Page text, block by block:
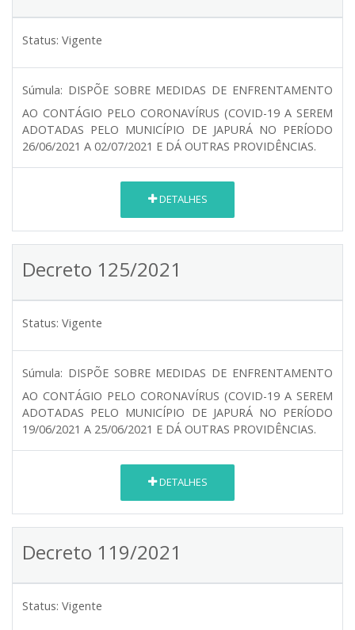
Status: Vigente
Súmula: DISPÕE SOBRE MEDIDAS DE ENFRENTAMENTO
AO CONTÁGIO PELO CORONAVÍRUS (COVID-19 A SEREM
ADOTADAS PELO MUNICÍPIO DE JAPURÁ NO PERÍODO
26/06/2021 A 02/07/2021 E DÁ OUTRAS PROVIDÊNCIAS.
DETALHES
Decreto 125/2021
Status: Vigente
Súmula: DISPÕE SOBRE MEDIDAS DE ENFRENTAMENTO
AO CONTÁGIO PELO CORONAVÍRUS (COVID-19 A SEREM
ADOTADAS PELO MUNICÍPIO DE JAPURÁ NO PERÍODO
19/06/2021 A 25/06/2021 E DÁ OUTRAS PROVIDÊNCIAS.
DETALHES
Decreto 119/2021
Status: Vigente